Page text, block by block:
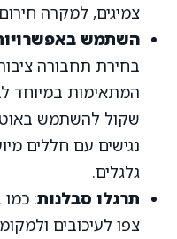
צמיגים, למקרה
השתמש
בחירת תחבורה
המתאימות במיוחד
שקול להשתמש
נגישים עם חללים
גלגלים.
תרגלו סבלנות:
צפו לעיכובים